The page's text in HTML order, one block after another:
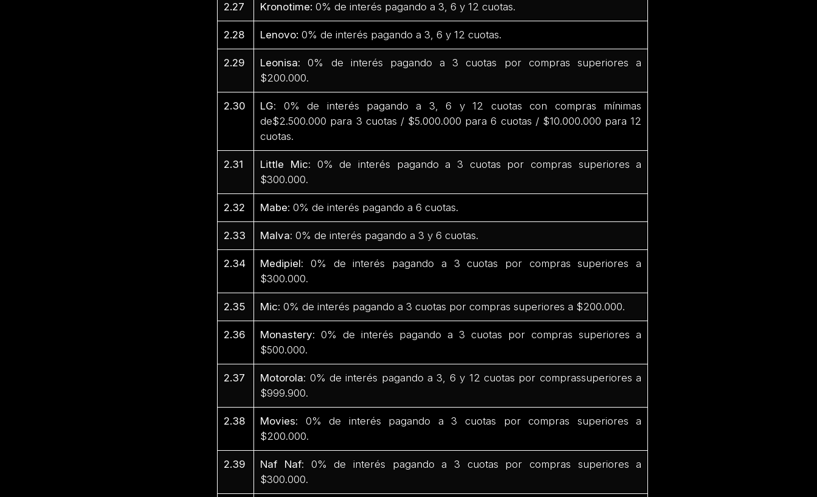
2.27 Kronotime:0% de interés pagando a 3, 6 y 12 cuotas.
2.28 Lenovo:0% de interés pagando a 3, 6 y 12 cuotas.
2.29 Leonisa: 0% de interés pagando a 3 cuotas por compras superiores a
$200.000.
2.30 LG: 0% de interés pagando a 3, 6 y 12 cuotas con compras mínimas
de$2.500.000 para 3 cuotas / $5.000.000 para 6 cuotas / $10.000.000 para 12
cuotas.
2.31 Little Mic: 0% de interés pagando a 3 cuotas por compras superiores a
$300.000.
2.32 Mabe: 0% de interés pagando a 6 cuotas.
2.33 Malva: 0% de interés pagando a 3 y 6 cuotas.
2.34 Medipiel: 0% de interés pagando a 3 cuotas por compras superiores a
$300.000.
2.35 Mic: 0% de interés pagando a 3 cuotas por compras superiores a $200.000.
2.36 Monastery: 0% de interés pagando a 3 cuotas por compras superiores a
$500.000.
2.37 Motorola: 0% de interés pagando a 3, 6 y 12 cuotas por comprassuperiores a
$999.900.
2.38 Movies: 0% de interés pagando a 3 cuotas por compras superiores a
$200.000.
2.39 Naf Naf: 0% de interés pagando a 3 cuotas por compras superiores a
$300.000.